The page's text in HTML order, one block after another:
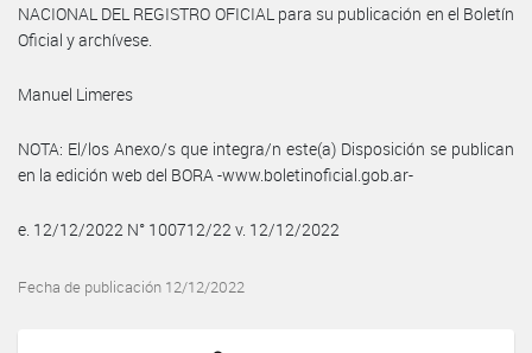
NACIONAL DEL REGISTRO OFICIAL para su publicación en el Boletín
Oficial y archívese.
Manuel Limeres
NOTA: El/los Anexo/s que integra/n este(a) Disposición se publican
en la edición web del BORA -www.boletinoficial.gob.ar-
e. 12/12/2022 N° 100712/22 v. 12/12/2022
Fecha de publicación 12/12/2022